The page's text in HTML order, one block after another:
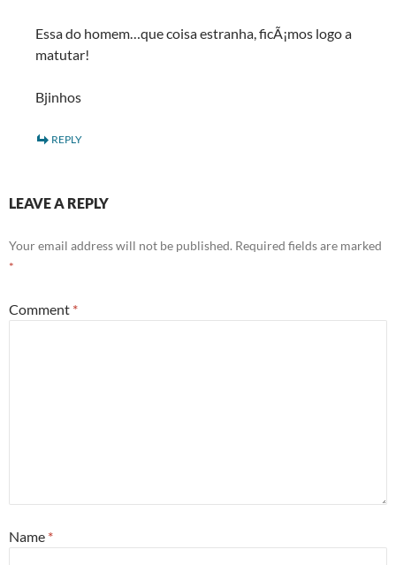
Essa do homem…que coisa estranha, ficÃ¡mos logo a
matutar!
Bjinhos
REPLY
LEAVE A REPLY
Your email address will not be published. Required fields are marked
*
Comment *
Name *